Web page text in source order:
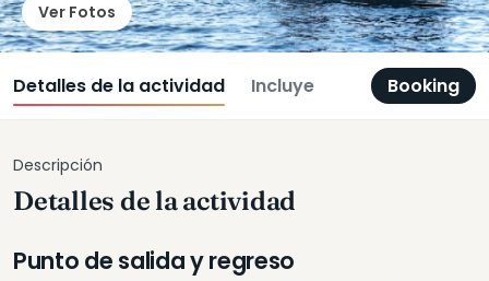
Ver Fotos
Detalles de la actividad Incluye Booking
Descripción
Detalles de la actividad
Punto de salida y regreso